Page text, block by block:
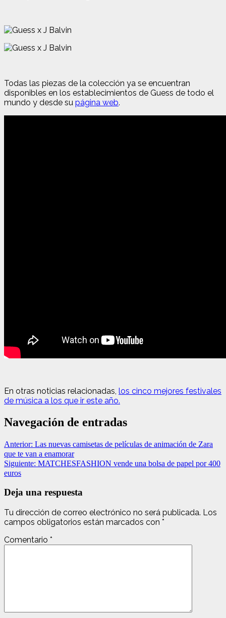
Todas las piezas de la colección ya se encuentran
disponibles en los establecimientos de Guess de todo el
mundo y desde su página web.
En otras noticias relacionadas, los cinco mejores festivales
de música a los que ir este año.
Navegación de entradas
Anterior: Las nuevas camisetas de películas de animación de Zara
que te van a enamorar
Siguiente: MATCHESFASHION vende una bolsa de papel por 400
euros
Deja una respuesta
Tu dirección de correo electrónico no será publicada. Los
campos obligatorios están marcados con *
Comentario *